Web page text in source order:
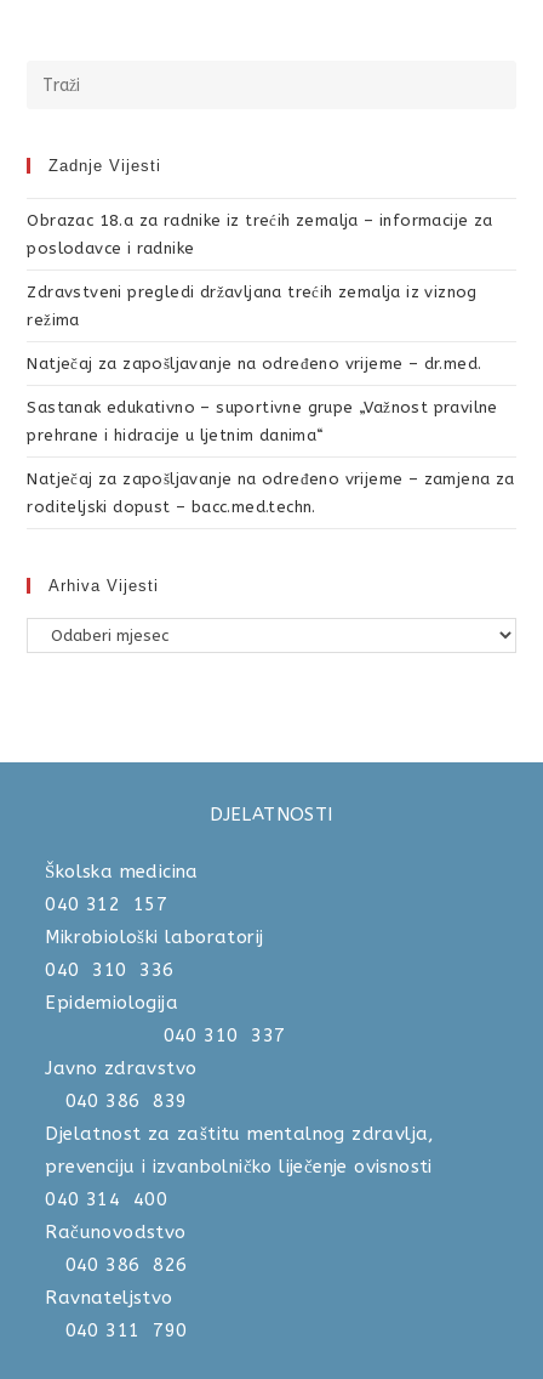
Zadnje Vijesti
Obrazac 18.a za radnike iz trećih zemalja – informacije za
poslodavce i radnike
Zdravstveni pregledi državljana trećih zemalja iz viznog
režima
Natječaj za zapošljavanje na određeno vrijeme – dr.med.
Sastanak edukativno – suportivne grupe „Važnost pravilne
prehrane i hidracije u ljetnim danima“
Natječaj za zapošljavanje na određeno vrijeme – zamjena za
roditeljski dopust – bacc.med.techn.
Arhiva Vijesti
DJELATNOSTI
Školska medicina
040 312 157
Mikrobiološki laboratorij
040 310 336
Epidemiologija
040 310 337
Javno zdravstvo
040 386 839
Djelatnost za zaštitu mentalnog zdravlja,
prevenciju i izvanbolničko liječenje ovisnosti
040 314 400
Računovodstvo
040 386 826
Ravnateljstvo
040 311 790